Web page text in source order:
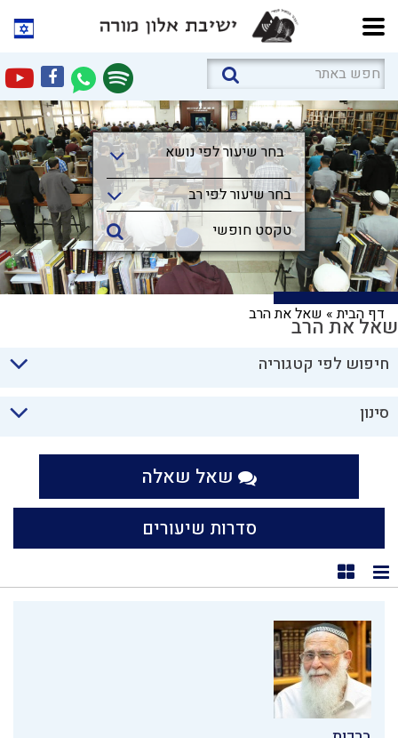
בחר שיעור לפי נושא
בחר שיעור לפי נושא
בחר שיעור לפי רב
דף הבית» שאל את הרבשאל את הרב
חיפוש לפי קטגוריה
סינון
שאל שאלה
סדרות שיעורים
תצוגת רשימה
תצוגת קוביות